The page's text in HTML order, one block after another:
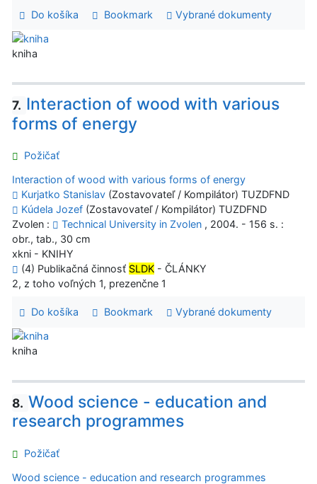
Do košíka Bookmark Vybrané dokumenty
kniha
7. Interaction of wood with various
forms of energy
Požičať
Interaction of wood with various forms of energy
Kurjatko Stanislav (Zostavovateľ / Kompilátor) TUZDFND
Kúdela Jozef (Zostavovateľ / Kompilátor) TUZDFND
Zvolen :
Technical University in Zvolen , 2004. - 156 s. :
obr., tab., 30 cm
xkni - KNIHY
(4) Publikačná činnosť SLDK - ČLÁNKY
2, z toho voľných 1, prezenčne 1
Do košíka Bookmark Vybrané dokumenty
kniha
8. Wood science - education and
research programmes
Požičať
Wood science - education and research programmes